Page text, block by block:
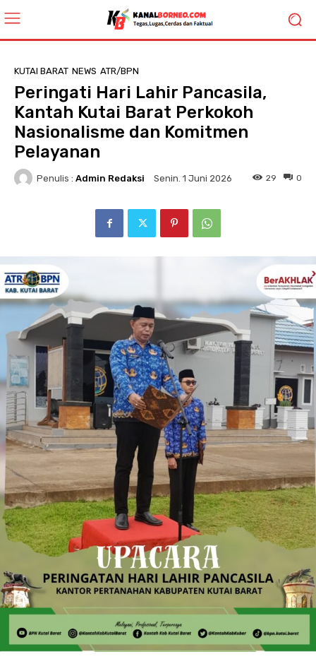
KUTAI BARAT NEWS ATR/BPN
Peringati Hari Lahir Pancasila,
Kantah Kutai Barat Perkokoh
Nasionalisme dan Komitmen
Pelayanan
Penulis : Admin Redaksi Senin. 1 Juni 2026 0
29